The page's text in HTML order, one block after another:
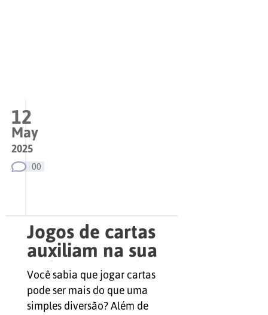
12
May
2025
00
Jogos de cartas
auxiliam na sua
saúde mental
Você sabia que jogar cartas
pode ser mais do que uma
simples diversão? Além de